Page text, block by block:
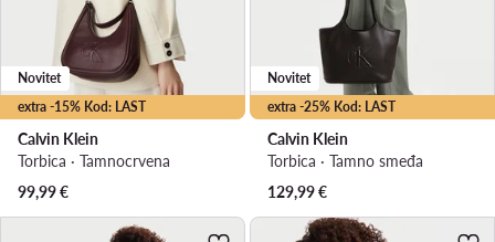
extra -15% Kod: LAST
Novitet
Calvin Klein
Torbica · Tamnocrvena
99,99€
extra -25% Kod: LAST
Novitet
Calvin Klein
Torbica · Tamno smeđa
129,99€